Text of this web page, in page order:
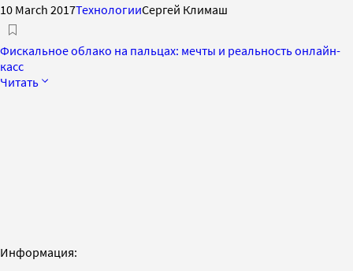
10 March 2017ТехнологииСергей Климаш
Фискальное облако на пальцах: мечты и реальность онлайн-
касс
Читать
Информация: